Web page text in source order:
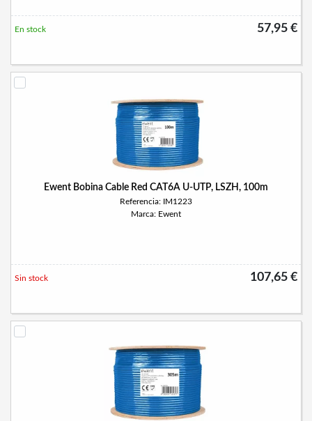
57,95 €
En stock
Ewent Bobina Cable Red CAT6A U-UTP, LSZH, 100m
Referencia: IM1223
Marca: Ewent
107,65 €
Sin stock